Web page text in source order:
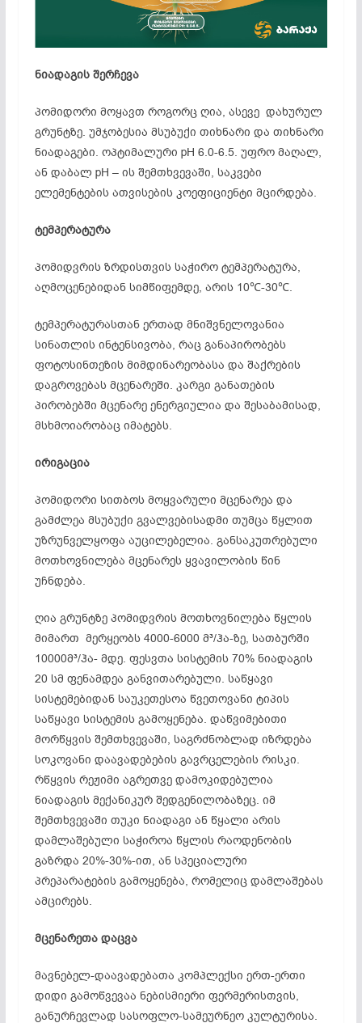
ნიადაგის შერჩევა
პომიდორი მოყავთ როგორც ღია, ასევე დახურულ
გრუნტზე. უმჯობესია მსუბუქი თიხნარი და თიხნარი
ნიადაგები. ოპტიმალური pH 6.0-6.5. უფრო მაღალ,
ან დაბალ pH – ის შემთხვევაში, საკვები
ელემენტების ათვისების კოეფიციენტი მცირდება.
ტემპერატურა
პომიდვრის ზრდისთვის საჭირო ტემპერატურა,
აღმოცენებიდან სიმწიფემდე, არის 10℃-30℃.
ტემპერატურასთან ერთად მნიშვნელოვანია
სინათლის ინტენსივობა, რაც განაპირობებს
ფოტოსინთეზის მიმდინარეობასა და შაქრების
დაგროვებას მცენარეში. კარგი განათების
პირობებში მცენარე ენერგიულია და შესაბამისად,
მსხმოიარობაც იმატებს.
ირიგაცია
პომიდორი სითბოს მოყვარული მცენარეა და
გამძლეა მსუბუქი გვალვებისადმი თუმცა წყლით
უზრუნველყოფა აუცილებელია. განსაკუთრებული
მოთხოვნილება მცენარეს ყვავილობის წინ
უჩნდება.
ღია გრუნტზე პომიდვრის მოთხოვნილება წყლის
მიმართ მერყეობს 4000-6000 მ³/ჰა-ზე, სათბურში
10000მ³/ჰა- მდე. ფესვთა სისტემის 70% ნიადაგის
20 სმ ფენამდეა განვითარებული. საწყავი
სისტემებიდან საუკეთესოა წვეთოვანი ტიპის
საწყავი სისტემის გამოყენება. დაწვიმებითი
მორწყვის შემთხვევაში, საგრძნობლად იზრდება
სოკოვანი დაავადებების გავრცელების რისკი.
რწყვის რეჟიმი აგრეთვე დამოკიდებულია
ნიადაგის მექანიკურ შედგენილობაზეც. იმ
შემთხვევაში თუკი ნიადაგი ან წყალი არის
დამლაშებული საჭიროა წყლის რაოდენობის
გაზრდა 20%-30%-ით, ან სპეციალური
პრეპარატების გამოყენება, რომელიც დამლაშებას
ამცირებს.
მცენარეთა დაცვა
მავნებელ-დაავადებათა კომპლექსი ერთ-ერთი
დიდი გამოწვევაა ნებისმიერი ფერმერისთვის,
განურჩევლად სასოფლო-სამეურნეო კულტურისა.